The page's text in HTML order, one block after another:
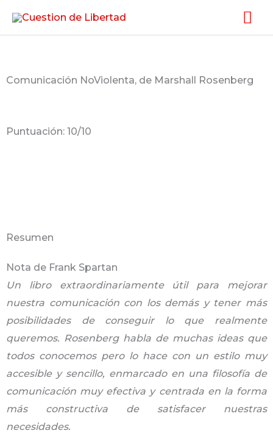
Comunicación NoViolenta, de Marshall Rosenberg
Puntuación: 10/10
Resumen
Nota de Frank Spartan
Un libro extraordinariamente útil para mejorar
nuestra comunicación con los demás y tener más
posibilidades de conseguir lo que realmente
queremos. Rosenberg habla de muchas ideas que
todos conocemos pero lo hace con un estilo muy
accesible y sencillo, enmarcado en una filosofía de
comunicación muy efectiva y centrada en la forma
más constructiva de satisfacer nuestras
necesidades.